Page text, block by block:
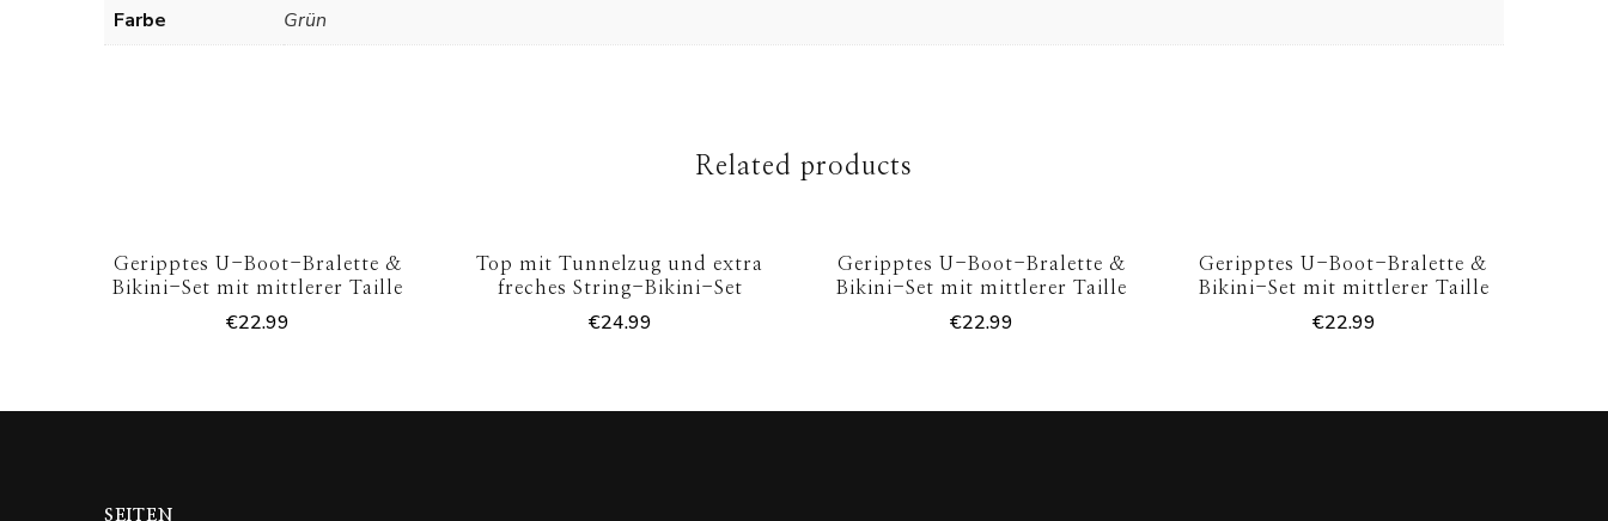
Farbe
Grün
Related products
Geripptes U-Boot-Bralette &
Bikini-Set mit mittlerer Taille
€22.99
Top mit Tunnelzug und extra
freches String-Bikini-Set
€24.99
Geripptes U-Boot-Bralette &
Bikini-Set mit mittlerer Taille
€22.99
Geripptes U-Boot-Bralette &
Bikini-Set mit mittlerer Taille
€22.99
SEITEN